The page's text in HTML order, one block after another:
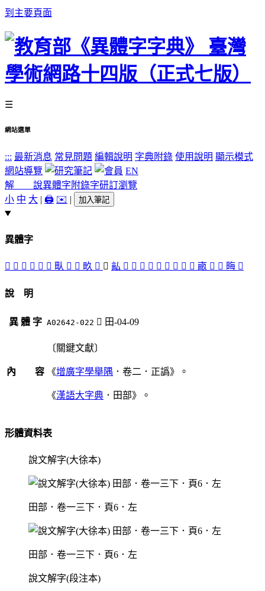
到主要頁面
☰
網站選單
::: 最新消息 常見問題 編輯說明 字典附錄 使用說明 顯示模式
網站導覽
EN
解 說異體字 附錄字研訂瀏覽
小 中 大 | 🖨️ ✉️ | 加入筆記
異體字
󳰇 󳰊 󲜰 󳰅 󳰓 󳰔 㽗 󳰒 󳰑 畂 𠭇 󳰐 畆 󳰏 󳰉 󳰕 󳰆 󳰈 󳰎 󳰌 󳰄 󳰍 畞 󳰋 󳰃 畮 𤲧
說 明
異 體 字 A02642-022 󳰐 田-04-09
內 容
〔關鍵文獻〕
《增廣字學舉隅 ．卷二．正譌》。
《漢語大字典 ．田部》。
形體資料表
說文解字(大徐本)
田部．卷一三下．頁6．左
田部．卷一三下．頁6．左
說文解字(段注本)